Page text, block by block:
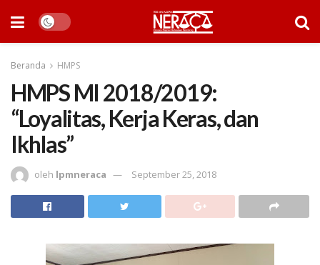
Beranda HMPS
HMPS MI 2018/2019:
“Loyalitas, Kerja Keras, dan
Ikhlas”
oleh lpmneraca September 25, 2018